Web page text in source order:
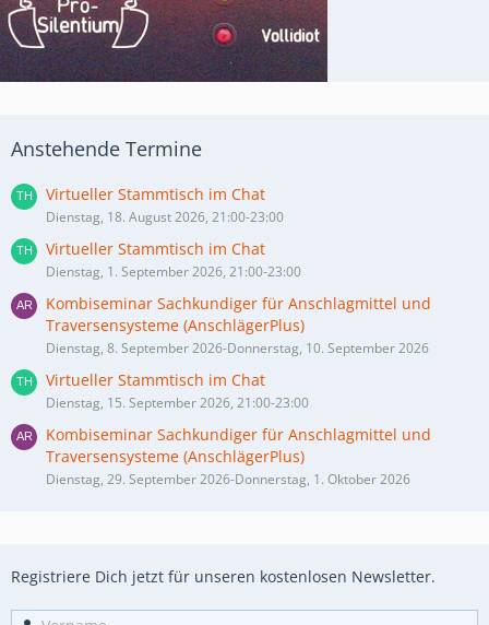
Anstehende Termine
Virtueller Stammtisch im Chat
Dienstag, 18. August 2026, 21:00-23:00
Virtueller Stammtisch im Chat
Dienstag, 1. September 2026, 21:00-23:00
Kombiseminar Sachkundiger für Anschlagmittel und
Traversensysteme (AnschlägerPlus)
Dienstag, 8. September 2026-Donnerstag, 10. September 2026
Virtueller Stammtisch im Chat
Dienstag, 15. September 2026, 21:00-23:00
Kombiseminar Sachkundiger für Anschlagmittel und
Traversensysteme (AnschlägerPlus)
Dienstag, 29. September 2026-Donnerstag, 1. Oktober 2026
Registriere Dich jetzt für unseren kostenlosen Newsletter.